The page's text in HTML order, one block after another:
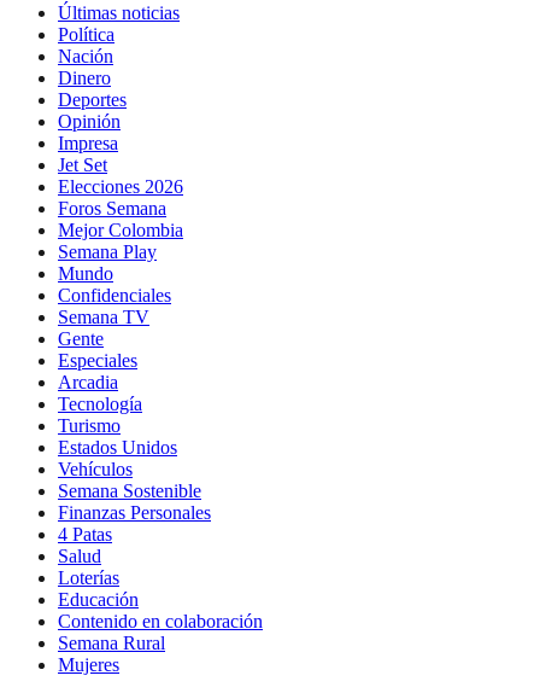
Últimas noticias
Política
Nación
Dinero
Deportes
Opinión
Impresa
Jet Set
Elecciones 2026
Foros Semana
Mejor Colombia
Semana Play
Mundo
Confidenciales
Semana TV
Gente
Especiales
Arcadia
Tecnología
Turismo
Estados Unidos
Vehículos
Semana Sostenible
Finanzas Personales
4 Patas
Salud
Loterías
Educación
Contenido en colaboración
Semana Rural
Mujeres